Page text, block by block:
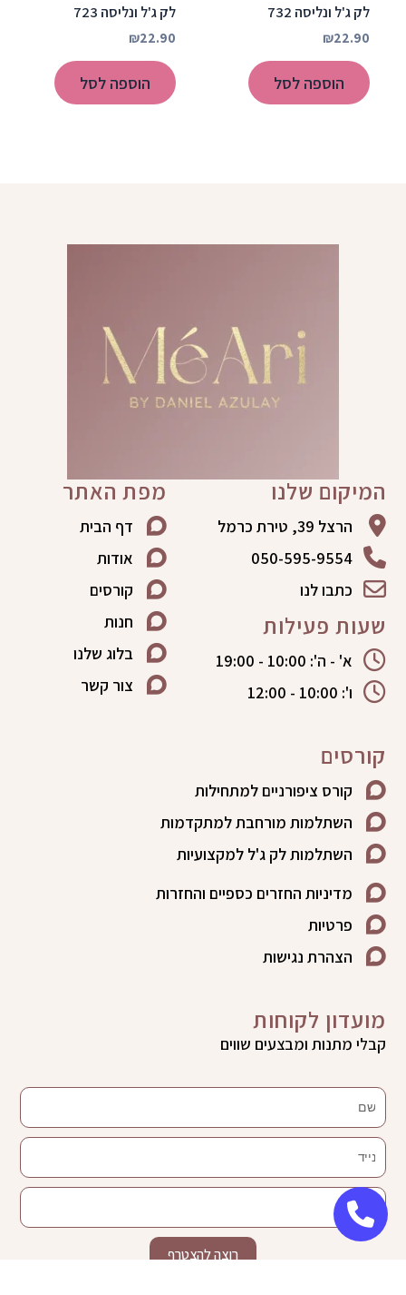
לק ג'ל ונליסה 732
₪22.90
הוספה לסל
לק ג'ל ונליסה 723
₪22.90
הוספה לסל
המיקום שלנו
הרצל 39, טירת כרמל
050-595-9554
כתבו לנו
שעות פעילות
א' - ה': 10:00 - 19:00
ו': 10:00 - 12:00
מפת האתר
דף הבית
אודות
קורסים
חנות
בלוג שלנו
צור קשר
קורסים
קורס ציפורניים למתחילות
השתלמות מורחבת למתקדמות
השתלמות לק ג'ל למקצועיות
מדיניות החזרים כספיים והחזרות
פרטיות
הצהרת נגישות
מועדון לקוחות
קבלי מתנות ומבצעים שווים
שם
נייד
דוא"ל
רוצה להצטרף